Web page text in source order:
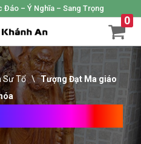
Đáo – Ý Nghĩa – Sang Trọng
0
Sư Tổ\Tượng Đạt Ma giáo